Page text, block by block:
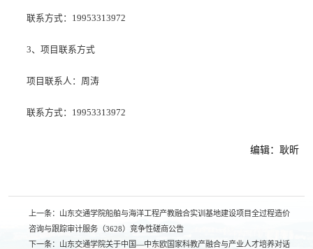
联系方式：19953313972
3、项目联系方式
项目联系人：周涛
联系方式：19953313972
编辑：耿昕
上一条：
山东交通学院船舶与海洋工程产教融合实训基地建设项目全过程造价
咨询与跟踪审计服务（3628）竞争性磋商公告
下一条：
山东交通学院关于中国—中东欧国家科教产融合与产业人才培养对话